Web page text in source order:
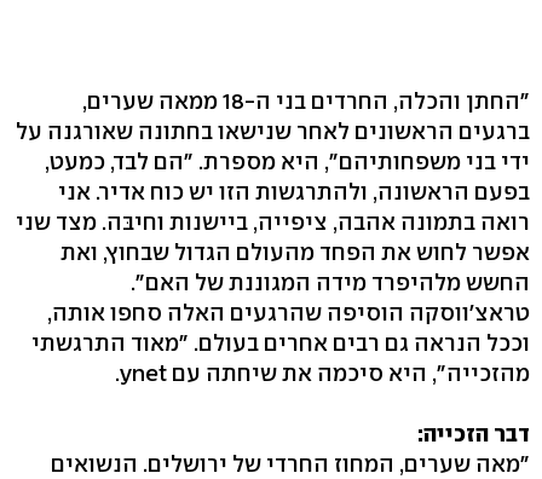
"החתן והכלה, החרדים בני ה-18 ממאה שערים,
ברגעים הראשונים לאחר שנישאו בחתונה שאורגנה על
ידי בני משפחותיהם", היא מספרת. "הם לבד, כמעט,
בפעם הראשונה, ולהתרגשות הזו יש כוח אדיר. אני
רואה בתמונה אהבה, ציפייה, ביישנות וחיבּה. מצד שני
אפשר לחוש את הפחד מהעולם הגדול שבחוץ, ואת
החשש מלהיפרד מידה המגוננת של האם".
טראצ'ווסקה הוסיפה שהרגעים האלה סחפו אותה,
וככל הנראה גם רבים אחרים בעולם. "מאוד התרגשתי
מהזכייה", היא סיכמה את שיחתה עם ynet.
דבר הזכייה:
"מאה שערים, המחוז החרדי של ירושלים. הנשואים